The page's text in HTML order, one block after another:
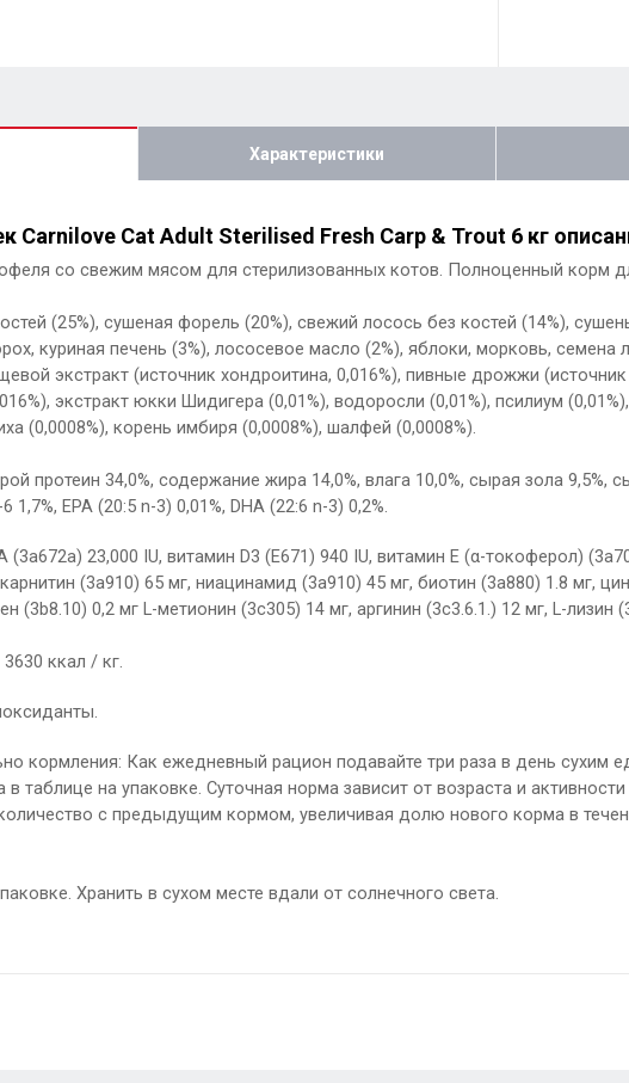
Характеристики
Carnilove Cat Adult Sterilised Fresh Carp & Trout 6 кг
со свежим мясом для стерилизованных котов. Полноценный корм
(25%), сушеная форель (20%), свежий лосось без костей (14%),
куриная печень (3%), лососевое масло (2%), яблоки, морковь,
экстракт (источник хондроитина, 0,016%), пивные дрожжи
экстракт юкки Шидигера (0,01%), водоросли (0,01%), псилиум
(0,0008%), корень имбиря (0,0008%), шалфей (0,0008%).
протеин 34,0%, содержание жира 14,0%, влага 10,0%, сырая зола 9,5%,
1,7%, EPA (20:5 n-3) 0,01%, DHA (22:6 n-3) 0,2%.
23,000 IU, витамин D3 (E671) 940 IU, витамин E (α-токоферол)
(3a910) 65 мг, ниацинамид (3a910) 45 мг, биотин (3a880) 1.8 мг,
(3b8.10) 0,2 мг L-метионин (3c305) 14 мг, аргинин (3c3.6.1.) 12 мг, L-лизин
ккал / кг.
кормления: Как ежедневный рацион подавайте три раза в день сухим
в таблице на упаковке. Суточная норма зависит от возраста и
с предыдущим кормом, увеличивая долю нового корма в
Хранить в сухом месте вдали от солнечного света.